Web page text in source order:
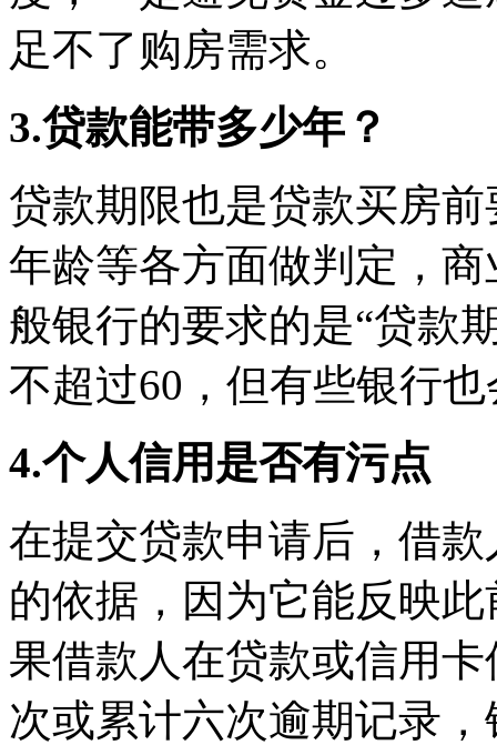
足不了购房需求。
3.贷款能带多少年？
贷款期限也是贷款买房
年龄等各方面做判定，
般银行的要求的是“贷款
不超过60，但有些银行
4.个人信用是否有污点
在提交贷款申请后，借
的依据，因为它能反映
果借款人在贷款或信用
次或累计六次逾期记录